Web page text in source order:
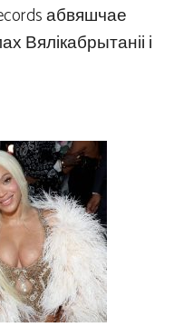
абвяшчае
Вялікабрытаніі і